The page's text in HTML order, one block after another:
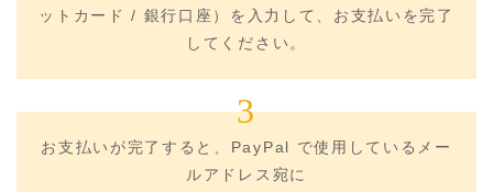
ットカード / 銀行口座）を入力して、お支払いを完了
してください。
3
お支払いが完了すると、PayPal で使用しているメー
ルアドレス宛に